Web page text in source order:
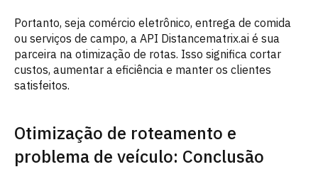
Portanto, seja comércio eletrônico, entrega de comida
ou serviços de campo, a API Distancematrix.ai é sua
parceira na otimização de rotas. Isso significa cortar
custos, aumentar a eficiência e manter os clientes
satisfeitos.
Otimização de roteamento e
problema de veículo: Conclusão